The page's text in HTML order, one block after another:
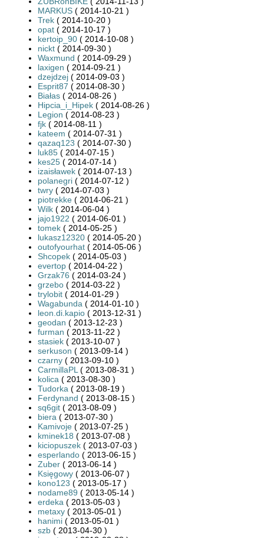
MARKUS ( 2014-10-21 )
Trek ( 2014-10-20 )
opat ( 2014-10-17 )
kertoip_90 ( 2014-10-08 )
nickt ( 2014-09-30 )
Waxmund ( 2014-09-29 )
laxigen ( 2014-09-21 )
dzejdzej ( 2014-09-03 )
Esprit87 ( 2014-08-30 )
Białas ( 2014-08-26 )
Hipcia_i_Hipek ( 2014-08-26 )
Legion ( 2014-08-23 )
fjk ( 2014-08-11 )
kateem ( 2014-07-31 )
qazaq123 ( 2014-07-30 )
luk85 ( 2014-07-15 )
kes25 ( 2014-07-14 )
izaisławek ( 2014-07-13 )
polanegri ( 2014-07-12 )
twry ( 2014-07-03 )
piotrekke ( 2014-06-21 )
Wilk ( 2014-06-04 )
jajo1922 ( 2014-06-01 )
tomek ( 2014-05-25 )
lukasz12320 ( 2014-05-20 )
outofyourhat ( 2014-05-06 )
Shcopek ( 2014-05-03 )
evertop ( 2014-04-22 )
Grzak76 ( 2014-03-24 )
grzebo ( 2014-03-22 )
trylobit ( 2014-01-29 )
Wagabunda ( 2014-01-10 )
leon.di.kapio ( 2013-12-31 )
geodan ( 2013-12-23 )
furman ( 2013-11-22 )
stasiek ( 2013-10-07 )
serkuson ( 2013-09-14 )
czarny ( 2013-09-10 )
CarmillaPL ( 2013-08-31 )
kolica ( 2013-08-30 )
Tudorka ( 2013-08-19 )
Ferdynand ( 2013-08-15 )
sq6git ( 2013-08-09 )
biera ( 2013-07-30 )
Kamivoje ( 2013-07-25 )
kminek18 ( 2013-07-08 )
kiciopuszek ( 2013-07-03 )
esperlando ( 2013-06-15 )
Zuber ( 2013-06-14 )
Księgowy ( 2013-06-07 )
kono123 ( 2013-05-17 )
nodame89 ( 2013-05-14 )
erdeka ( 2013-05-03 )
metaxy ( 2013-05-01 )
hanimi ( 2013-05-01 )
szb ( 2013-04-30 )